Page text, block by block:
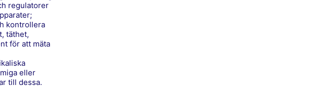
regulatorer
kontrollera
täthet,
för att mäta
eller
till dessa.